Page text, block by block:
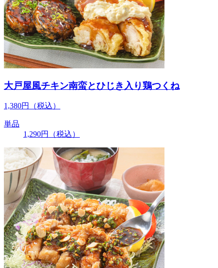
大戸屋風チキン南蛮とひじき入り鶏つくね
1,380円 （税込）
単品
1,290円 （税込）